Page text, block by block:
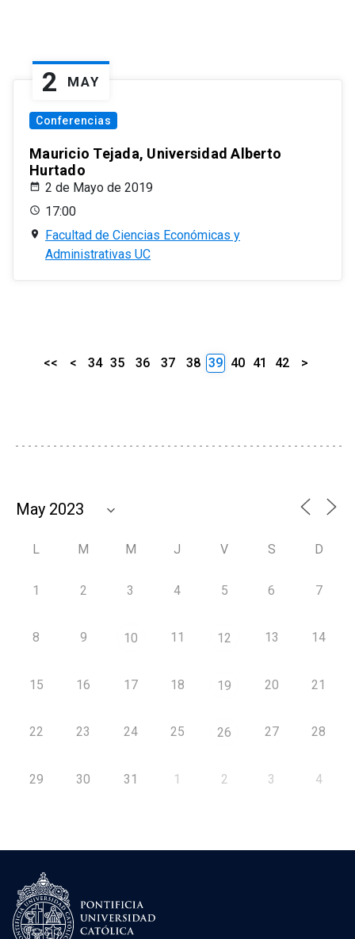
2 MAY
Conferencias
Mauricio Tejada, Universidad Alberto
Hurtado
2 de Mayo de 2019
17:00
Facultad de Ciencias Económicas y
Administrativas UC
<< < 34 35 36 37 38 39 40 41 42 >
L M M J V S D
1 2 3 4 5 6 7
8 9 10 11 12 13 14
15 16 17 18 19 20 21
22 23 24 25 26 27 28
29 30 31 1 2 3 4